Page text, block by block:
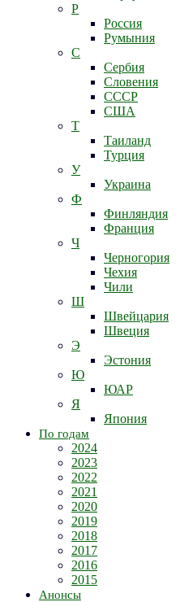
Р
Россия
Румыния
С
Сербия
Словения
СССР
США
Т
Таиланд
Турция
У
Украина
Ф
Финляндия
Франция
Ч
Черногория
Чехия
Чили
Ш
Швейцария
Швеция
Э
Эстония
Ю
ЮАР
Я
Япония
По годам
2024
2023
2022
2021
2020
2019
2018
2017
2016
2015
Анонсы